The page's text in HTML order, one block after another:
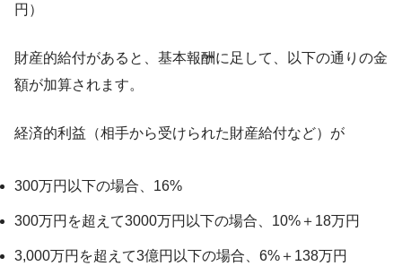
円）
財産的給付があると、基本報酬に足して、以下の通りの金
額が加算されます。
経済的利益（相手から受けられた財産給付など）が
300万円以下の場合、16%
300万円を超えて3000万円以下の場合、10%＋18万円
3,000万円を超えて3億円以下の場合、6%＋138万円